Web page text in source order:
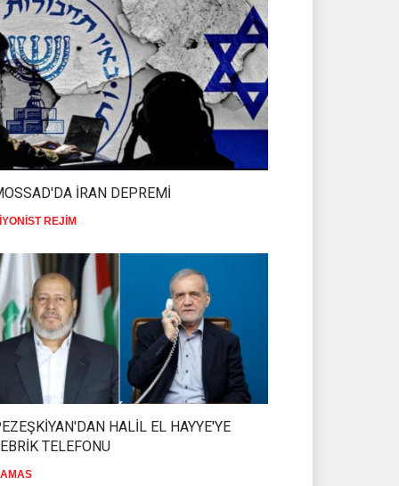
SAVAŞTAN
İRAN DEPREMİ
REJİM
HALİL EL HAYYE'YE
TELEFONU